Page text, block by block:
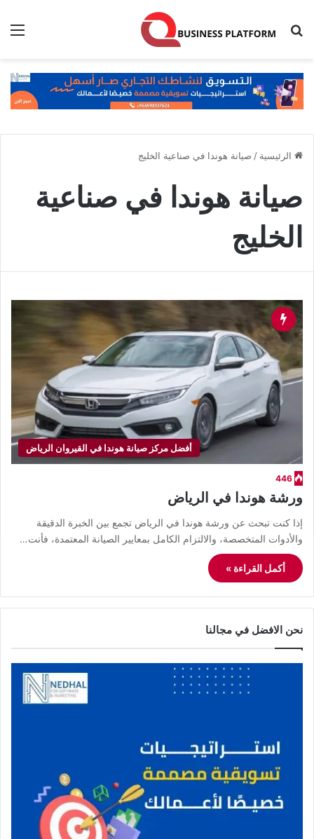
بحث عن
الرئيسية / صيانة هوندا في صناعية الخليج
صيانة هوندا في صناعية
الخليج
أفضل مركز صيانة هوندا في القيروان الرياض
446
ورشة هوندا في الرياض
إذا كنت تبحث عن ورشة هوندا في الرياض تجمع بين الخبرة الدقيقة
والأدوات المتخصصة، والالتزام الكامل بمعايير الصيانة المعتمدة، فأنت…
أكمل القراءة »
نحن الافضل في مجالنا